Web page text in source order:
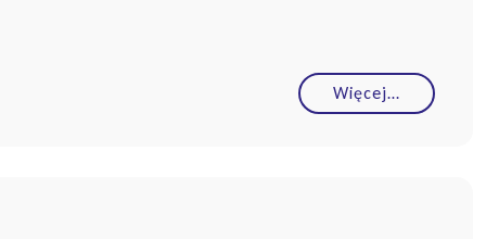
Więcej…